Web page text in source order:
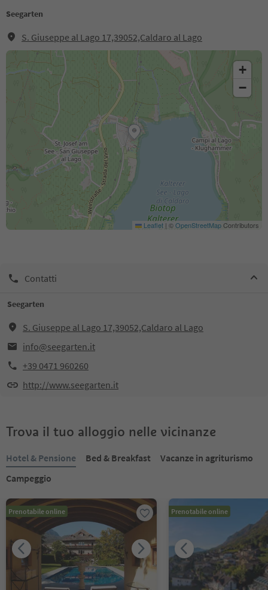
Seegarten
S. Giuseppe al Lago 17,39052,Caldaro al Lago
+
−
Leaflet | ©OpenStreetMapContributors
Contatti
Seegarten
S. Giuseppe al Lago 17,39052,Caldaro al Lago
info@seegarten.it
+39 0471 960260
http://www.seegarten.it
Trova il tuo alloggio nelle vicinanze
Hotel & Pensione Bed & Breakfast
Vacanze in agriturismo
Campeggio
Prenotabile online Prenotabile online